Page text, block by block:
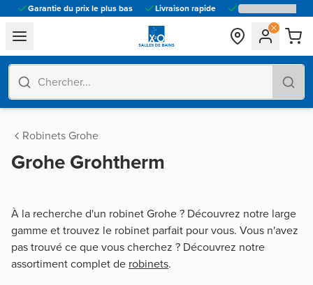
Garantie du prix le plus bas Livraison rapide
general.navigation.toggle_menu.label
Robinets Grohe
Grohe Grohtherm
À la recherche d'un robinet Grohe ? Découvrez notre large
gamme et trouvez le robinet parfait pour vous. Vous n'avez
pas trouvé ce que vous cherchez ? Découvrez notre
assortiment complet de robinets.